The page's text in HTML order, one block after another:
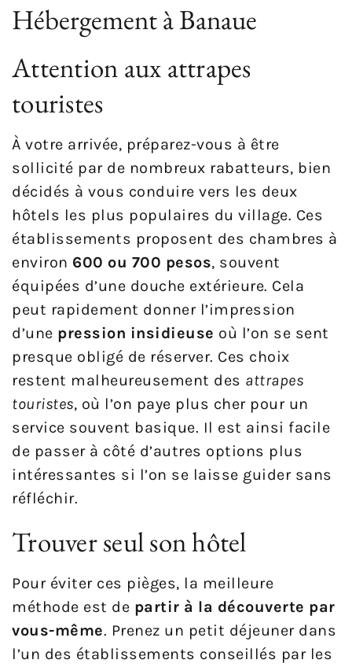
Hébergement à Banaue
Attention aux attrapes
touristes
À votre arrivée, préparez-vous à être
sollicité par de nombreux rabatteurs, bien
décidés à vous conduire vers les deux
hôtels les plus populaires du village. Ces
établissements proposent des chambres à
environ 600 ou 700 pesos, souvent
équipées d’une douche extérieure. Cela
peut rapidement donner l’impression
d’une pression insidieuse où l’on se sent
presque obligé de réserver. Ces choix
restent malheureusement des attrapes
touristes, où l’on paye plus cher pour un
service souvent basique. Il est ainsi facile
de passer à côté d’autres options plus
intéressantes si l’on se laisse guider sans
réfléchir.
Trouver seul son hôtel
Pour éviter ces pièges, la meilleure
méthode est de partir à la découverte par
vous-même. Prenez un petit déjeuner dans
l’un des établissements conseillés par les